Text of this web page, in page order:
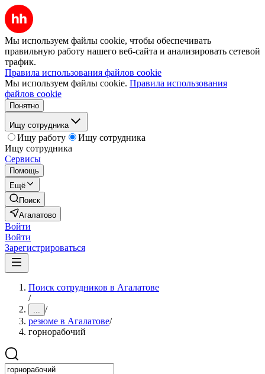
Мы используем файлы cookie, чтобы обеспечивать
правильную работу нашего веб-сайта и анализировать сетевой
трафик.
Правила использования файлов cookie
Мы используем файлы cookie. Правила использования
файлов cookie
Понятно
Ищу сотрудника
Ищу работу
Ищу сотрудника
Ищу сотрудника
Сервисы
Помощь
Ещё
Поиск
Агалатово
Войти
Войти
Зарегистрироваться
Поиск сотрудников в Агалатове
/
... /
резюме в Агалатове/
горнорабочий